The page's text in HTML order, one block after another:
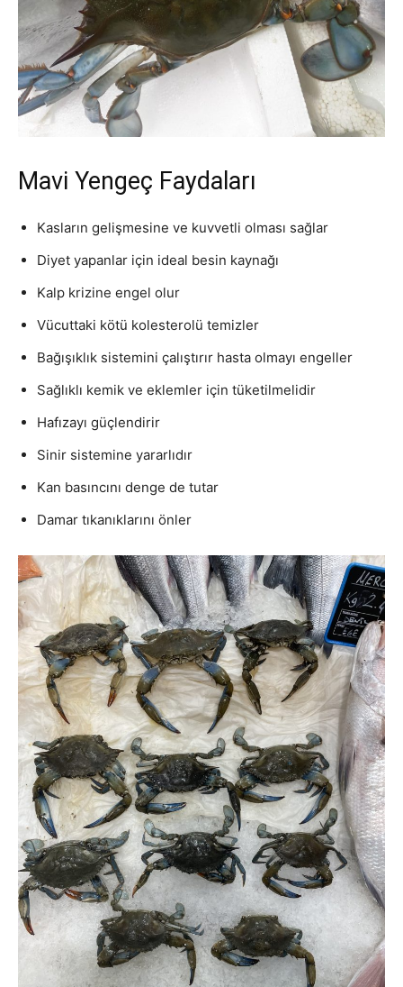
Mavi Yengeç Faydaları
Kasların gelişmesine ve kuvvetli olması sağlar
Diyet yapanlar için ideal besin kaynağı
Kalp krizine engel olur
Vücuttaki kötü kolesterolü temizler
Bağışıklık sistemini çalıştırır hasta olmayı engeller
Sağlıklı kemik ve eklemler için tüketilmelidir
Hafızayı güçlendirir
Sinir sistemine yararlıdır
Kan basıncını denge de tutar
Damar tıkanıklarını önler